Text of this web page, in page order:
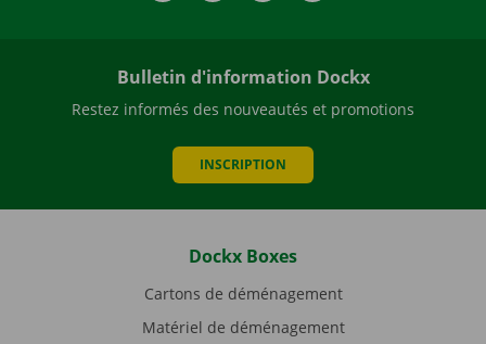
Bulletin d'information Dockx
Restez informés des nouveautés et promotions
INSCRIPTION
Dockx Boxes
Cartons de déménagement
Matériel de déménagement